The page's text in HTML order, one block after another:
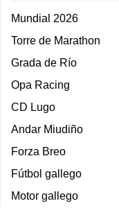
Mundial 2026
Torre de Marathon
Grada de Río
Opa Racing
CD Lugo
Andar Miudiño
Forza Breo
Fútbol gallego
Motor gallego